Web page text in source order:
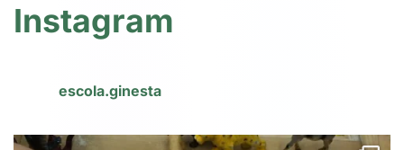
Instagram
escola.ginesta